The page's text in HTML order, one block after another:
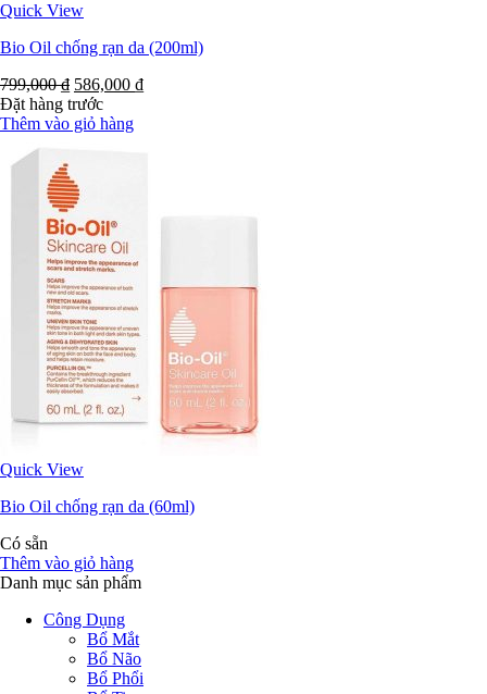
Quick View
Bio Oil chống rạn da (200ml)
799,000₫ 586,000 ₫
Đặt hàng trước
Thêm vào giỏ hàng
Quick View
Bio Oil chống rạn da (60ml)
Có sẵn
Thêm vào giỏ hàng
Danh mục sản phẩm
Công Dụng
Bổ Mắt
Bổ Não
Bổ Phổi